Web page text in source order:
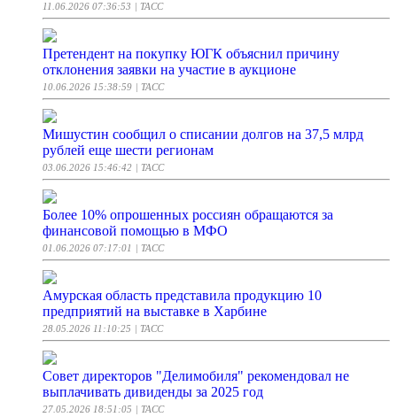
11.06.2026 07:36:53 | ТАСС
Претендент на покупку ЮГК объяснил причину
отклонения заявки на участие в аукционе
10.06.2026 15:38:59 | ТАСС
Мишустин сообщил о списании долгов на 37,5 млрд
рублей еще шести регионам
03.06.2026 15:46:42 | ТАСС
Более 10% опрошенных россиян обращаются за
финансовой помощью в МФО
01.06.2026 07:17:01 | ТАСС
Амурская область представила продукцию 10
предприятий на выставке в Харбине
28.05.2026 11:10:25 | ТАСС
Совет директоров "Делимобиля" рекомендовал не
выплачивать дивиденды за 2025 год
27.05.2026 18:51:05 | ТАСС